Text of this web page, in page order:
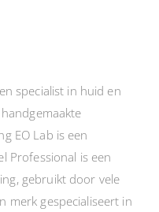
specialist in huid en
EO Lab is een
Professional is een
gebruikt door vele
merk gespecialiseert in